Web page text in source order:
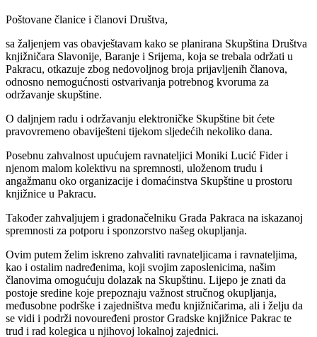
Poštovane članice i članovi Društva,
sa žaljenjem vas obavještavam kako se planirana Skupština Društva
knjižničara Slavonije, Baranje i Srijema, koja se trebala održati u
Pakracu, otkazuje zbog nedovoljnog broja prijavljenih članova,
odnosno nemogućnosti ostvarivanja potrebnog kvoruma za
održavanje skupštine.
O daljnjem radu i održavanju elektroničke Skupštine bit ćete
pravovremeno obaviješteni tijekom sljedećih nekoliko dana.
Posebnu zahvalnost upućujem ravnateljici Moniki Lucić Fider i
njenom malom kolektivu na spremnosti, uloženom trudu i
angažmanu oko organizacije i domaćinstva Skupštine u prostoru
knjižnice u Pakracu.
Također zahvaljujem i gradonačelniku Grada Pakraca na iskazanoj
spremnosti za potporu i sponzorstvo našeg okupljanja.
Ovim putem želim iskreno zahvaliti ravnateljicama i ravnateljima,
kao i ostalim nadređenima, koji svojim zaposlenicima, našim
članovima omogućuju dolazak na Skupštinu. Lijepo je znati da
postoje sredine koje prepoznaju važnost stručnog okupljanja,
međusobne podrške i zajedništva među knjižničarima, ali i želju da
se vidi i podrži novouređeni prostor Gradske knjižnice Pakrac te
trud i rad kolegica u njihovoj lokalnoj zajednici.